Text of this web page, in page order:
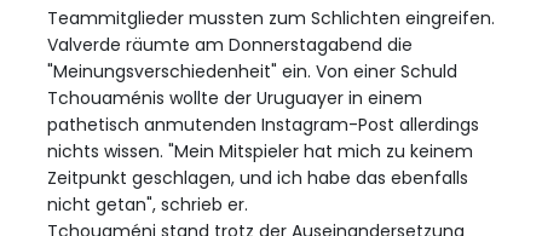
Teammitglieder mussten zum Schlichten eingreifen.
Valverde räumte am Donnerstagabend die
"Meinungsverschiedenheit" ein. Von einer Schuld
Tchouaménis wollte der Uruguayer in einem
pathetisch anmutenden Instagram-Post allerdings
nichts wissen. "Mein Mitspieler hat mich zu keinem
Zeitpunkt geschlagen, und ich habe das ebenfalls
nicht getan", schrieb er.
Tchouaméni stand trotz der Auseinandersetzung